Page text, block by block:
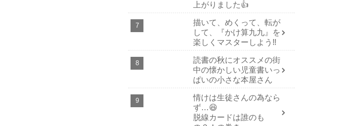
上がりました👍
描いて、めくって、転が
して、『かけ算九九』を
楽しくマスターしよう‼️
読書の秋にオススメの街
中の懐かしい児童書いっ
ぱいの小さな本屋さん
情けは生徒さんの為なら
ず…😆
脱線カードは誰のも